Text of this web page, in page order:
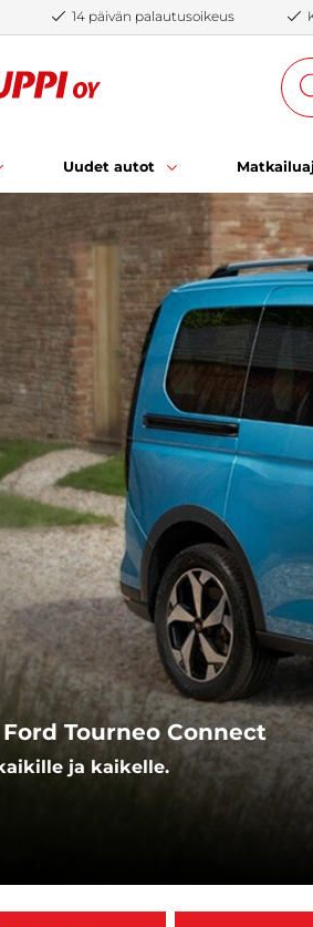
14 päivän palautusoikeus
Uudet autot
Tourneo Connect
ja kaikelle.